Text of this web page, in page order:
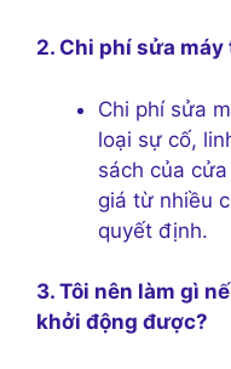
2. Chi phí sửa
Chi phí sửa
loại sự cố,
sách của
giá từ nhiều
quyết định.
3. Tôi nên làm gì
khởi động được?